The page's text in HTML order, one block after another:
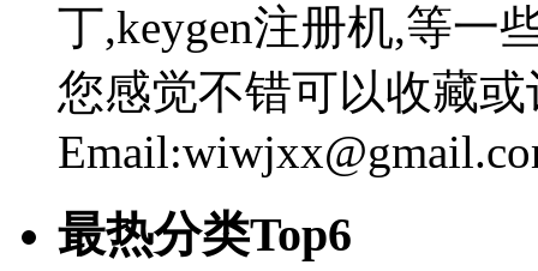
丁,keygen注册机,等一
您感觉不错可以收藏
最热分类Top6